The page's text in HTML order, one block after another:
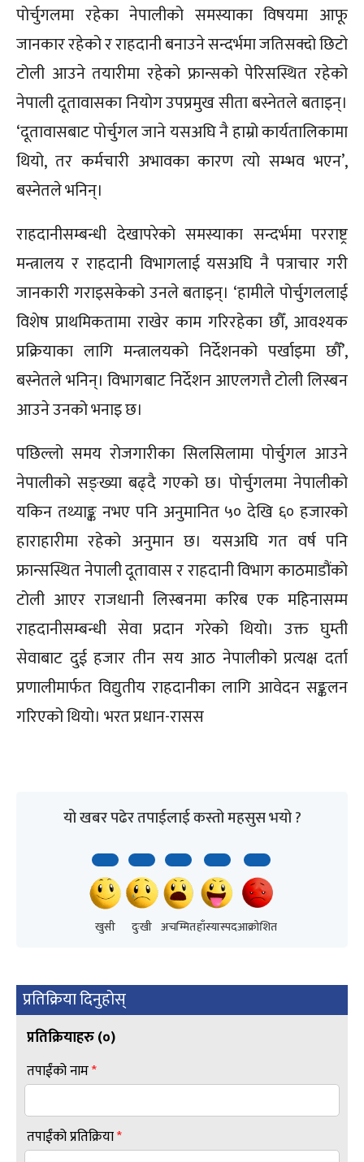
पोर्चुगलमा रहेका नेपालीको समस्याका विषयमा आफू
जानकार रहेको र राहदानी बनाउने सन्दर्भमा जतिसक्दो छिटो
टोली आउने तयारीमा रहेको फ्रान्सको पेरिसस्थित रहेको
नेपाली दूतावासका नियोग उपप्रमुख सीता बस्नेतले बताइन्।
‘दूतावासबाट पोर्चुगल जाने यसअघि नै हाम्रो कार्यतालिकामा
थियो, तर कर्मचारी अभावका कारण त्यो सम्भव भएन’,
बस्नेतले भनिन्।
राहदानीसम्बन्धी देखापरेको समस्याका सन्दर्भमा परराष्ट्र
मन्त्रालय र राहदानी विभागलाई यसअघि नै पत्राचार गरी
जानकारी गराइसकेको उनले बताइन्। ‘हामीले पोर्चुगललाई
विशेष प्राथमिकतामा राखेर काम गरिरहेका छौँ, आवश्यक
प्रक्रियाका लागि मन्त्रालयको निर्देशनको पर्खाइमा छौँ’,
बस्नेतले भनिन्। विभागबाट निर्देशन आएलगत्तै टोली लिस्बन
आउने उनको भनाइ छ।
पछिल्लो समय रोजगारीका सिलसिलामा पोर्चुगल आउने
नेपालीको सङ्ख्या बढ्दै गएको छ। पोर्चुगलमा नेपालीको
यकिन तथ्याङ्क नभए पनि अनुमानित ५० देखि ६० हजारको
हाराहारीमा रहेको अनुमान छ। यसअघि गत वर्ष पनि
फ्रान्सस्थित नेपाली दूतावास र राहदानी विभाग काठमाडौंको
टोली आएर राजधानी लिस्बनमा करिब एक महिनासम्म
राहदानीसम्बन्धी सेवा प्रदान गरेको थियो। उक्त घुम्ती
सेवाबाट दुई हजार तीन सय आठ नेपालीको प्रत्यक्ष दर्ता
प्रणालीमार्फत विद्युतीय राहदानीका लागि आवेदन सङ्कलन
गरिएको थियो। भरत प्रधान-रासस
यो खबर पढेर तपाईलाई कस्तो महसुस भयो ?
खुसी दुःखी अचम्मितहाँस्यास्पदआक्रोशित
प्रतिक्रिया दिनुहोस्
प्रतिक्रियाहरु (०)
तपाईंको नाम*
तपाईंको प्रतिक्रिया*